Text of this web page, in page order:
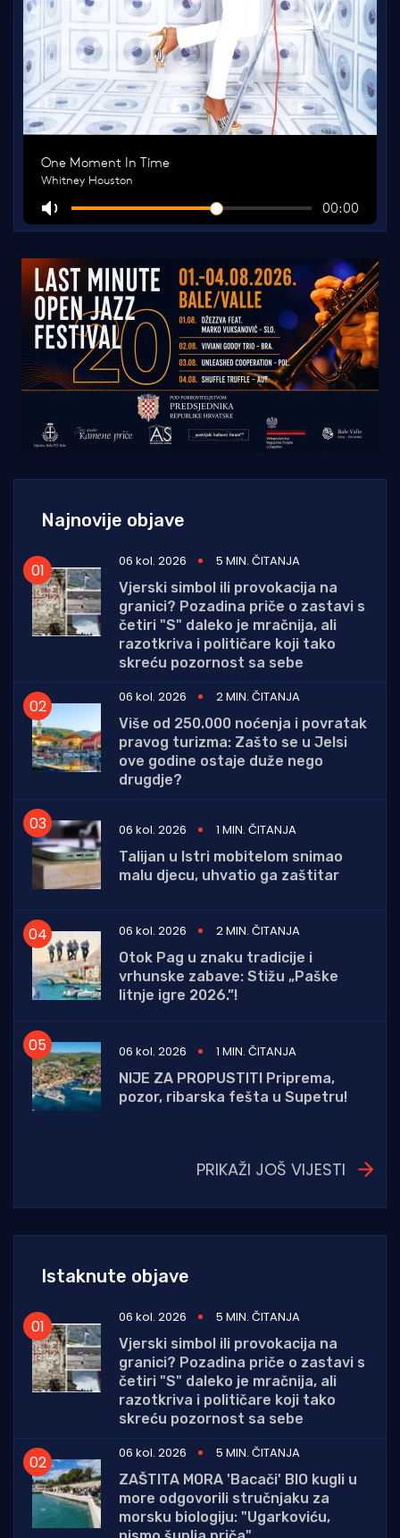
Najnovije objave
06 kol. 2026
5 MIN. ČITANJA
Vjerski simbol ili provokacija na
granici? Pozadina priče o zastavi s
četiri "S" daleko je mračnija, ali
razotkriva i političare koji tako
skreću pozornost sa sebe
06 kol. 2026
2 MIN. ČITANJA
Više od 250.000 noćenja i povratak
pravog turizma: Zašto se u Jelsi
ove godine ostaje duže nego
drugdje?
06 kol. 2026
1 MIN. ČITANJA
Talijan u Istri mobitelom snimao
malu djecu, uhvatio ga zaštitar
06 kol. 2026
2 MIN. ČITANJA
Otok Pag u znaku tradicije i
vrhunske zabave: Stižu „Paške
litnje igre 2026.”!
06 kol. 2026
1 MIN. ČITANJA
NIJE ZA PROPUSTITI Priprema,
pozor, ribarska fešta u Supetru!
PRIKAŽI JOŠ VIJESTI
Istaknute objave
06 kol. 2026
5 MIN. ČITANJA
Vjerski simbol ili provokacija na
granici? Pozadina priče o zastavi s
četiri "S" daleko je mračnija, ali
razotkriva i političare koji tako
skreću pozornost sa sebe
06 kol. 2026
5 MIN. ČITANJA
ZAŠTITA MORA 'Bacači' BIO kugli u
more odgovorili stručnjaku za
morsku biologiju: "Ugarkoviću,